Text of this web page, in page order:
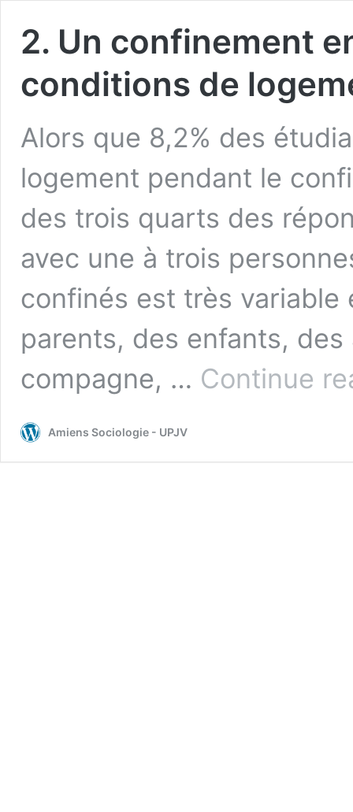
2. Un confinement
conditions de
Alors que 8,2% des
logement pendant le
des trois quarts des
avec une à trois
confinés est très
parents, des enfants,
compagne, … Continue
Amiens Sociologie - UPJV